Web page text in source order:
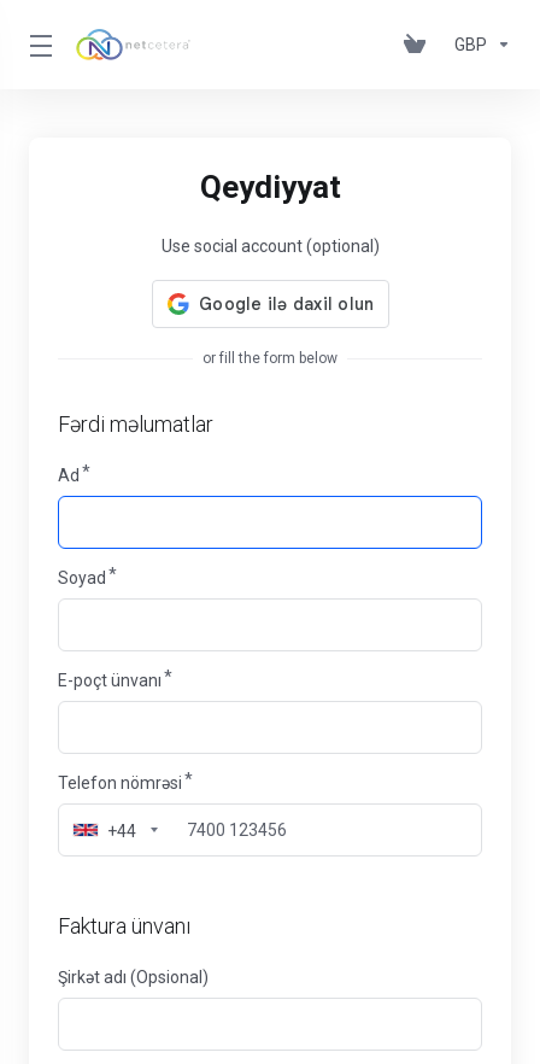
GBP
Qeydiyyat
Use social account (optional)
or fill the form below
Fərdi məlumatlar
Ad
Soyad
E-poçt ünvanı
Telefon nömrəsi
+44
Faktura ünvanı
Şirkət adı (Opsional)